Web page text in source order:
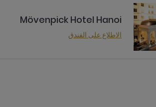
Mövenpick Hotel Hanoi
الاطلاع على الفندق